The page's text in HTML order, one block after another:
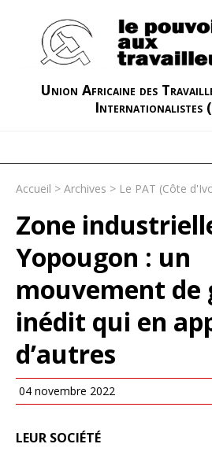
Union Africaine des
Internationalistes
Accueil > Archives > Le PAT (Côte
Zone
Yopougon : un
mouvement de
inédit qui en
d’autres
04 novembre 2022
LEUR SOCIÉTÉ